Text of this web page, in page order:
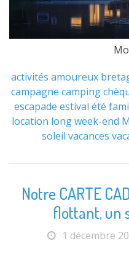
activités amoureux
campagne camping
escapade estival été
location long week-end
soleil vacances
Notre CARTE
flottant, un
1 décembre